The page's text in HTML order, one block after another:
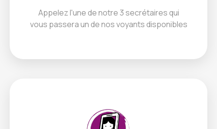
Appelez l'une de notre 3 secrétaires qui
vous passera un de nos voyants disponibles